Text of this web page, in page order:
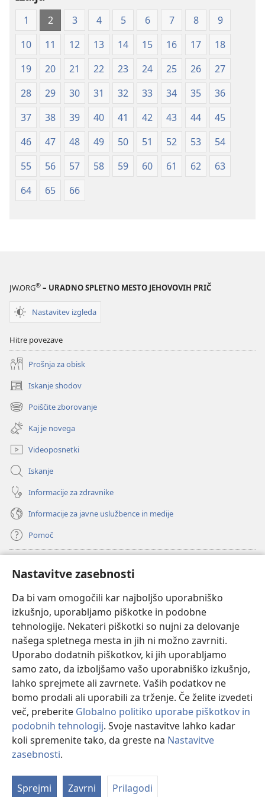
Nastavitve zasebnosti
Da bi vam omogočili kar najboljšo uporabniško
izkušnjo, uporabljamo piškotke in podobne
tehnologije. Nekateri piškotki so nujni za delovanje
našega spletnega mesta in jih ni možno zavrniti.
Uporabo dodatnih piškotkov, ki jih uporabljamo
samo zato, da izboljšamo vašo uporabniško izkušnjo,
lahko sprejmete ali zavrnete. Vaših podatkov ne
bomo prodali ali uporabili za trženje. Če želite izvedeti
več, preberite Globalno politiko uporabe piškotkov in
podobnih tehnologij. Svoje nastavitve lahko kadar
koli spremenite tako, da greste na Nastavitve
zasebnosti.
Sprejmi Zavrni Prilagodi
(izdano 2009)
1 2 3 4 5 6 7 8
9
10
11 12 13 14 15 16 17
18
19
20 21 22 23 24 25 26
27
28
29 30 31 32 33 34 35
36
37
38 39 40 41 42 43 44
45
46
47 48 49 50 51 52 53
54
55
56 57 58 59 60 61 62
63
64
65 66
JW.ORG® – URADNO SPLETNO MESTO JEHOVOVIH PRIČ
Nastavitev izgleda
Hitre povezave
Prošnja za obisk
Iskanje shodov
(odpre
novo
okno)
Poiščite zborovanje
(odpre
novo
okno)
Kaj je novega
Videoposnetki
Iskanje
Informacije za zdravnike
Informacije za javne uslužbence in medije
Pomoč
(odpre
novo
okno) Watchtowerjeva SPLETNA KNJIŽNICA™
(odpre
novo
okno) JW Hub
(odpre
novo
okno)JW Library
Watchtower Library
Copyright© 2026 Watch Tower Bible and Tract Society of Pennsylvania.
POGOJI UPORABE